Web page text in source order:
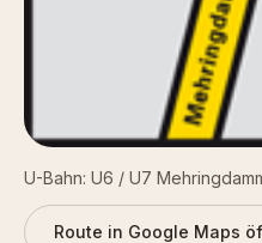
U-Bahn: U6 / U7
Route in Google Maps